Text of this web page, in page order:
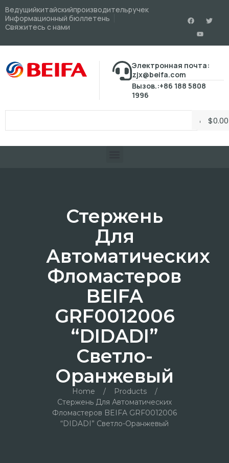
Ведущийкитайскийпроизводительручек
Информационный бюллетень
Свяжитесь с нами
Электронная почта:
zjx@beifa.com
Вызов.:+86 188 5808
1996
$0.00
Стержень
Для
Автоматических
Фломастеров
BEIFA
GRF0012006
“DIDADI”
Светло-
Оранжевый
Home / Products
/
Стержень Для Автоматических
Фломастеров BEIFA GRF0012006
“DIDADI” Светло-Оранжевый